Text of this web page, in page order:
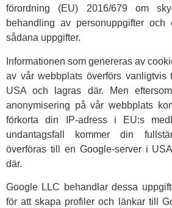
förordning (EU) 2016/679 om
behandling av personuppgifter
sådana uppgifter.
Informationen som genereras av
av vår webbplats överförs vanligtvis
USA och lagras där. Men
anonymisering på vår webbplats
förkorta din IP-adress i EU:s
undantagsfall kommer din
överföras till en Google-server i
där.
Google LLC behandlar dessa
för att skapa profiler och länkar till